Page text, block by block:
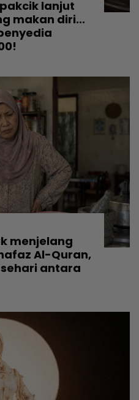
lanjut
makan diri...
menjelang
Al-Quran,
antara